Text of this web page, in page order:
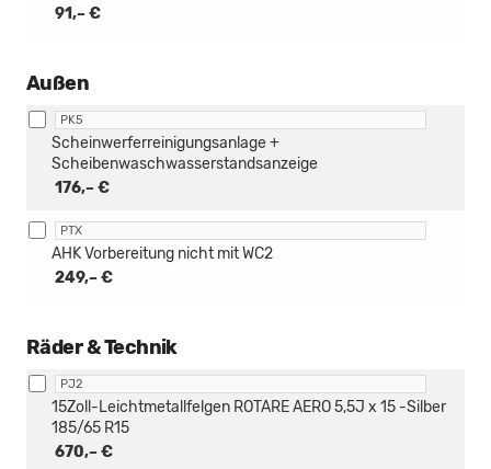
91,– €
Außen
PK5
176,– €
Scheinwerferreinigungsanlage +
Scheibenwaschwasserstandsanzeige
PTX
249,– €
AHK Vorbereitung nicht mit WC2
Räder & Technik
PJ2
670,– €
15Zoll-Leichtmetallfelgen ROTARE AERO 5,5J x 15 -Silber
185/65 R15